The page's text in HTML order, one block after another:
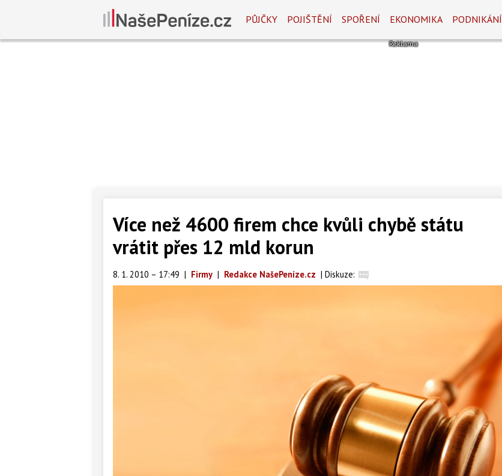
PŮJČKY POJIŠTĚNÍ SPOŘENÍ EKONOMIKA PODNIKÁNÍ
Více než 4600 firem chce kvůli chybě státu
vrátit přes 12 mld korun
8. 1. 2010 – 17:49 | Firmy | Redakce NašePeníze.cz | Diskuze: